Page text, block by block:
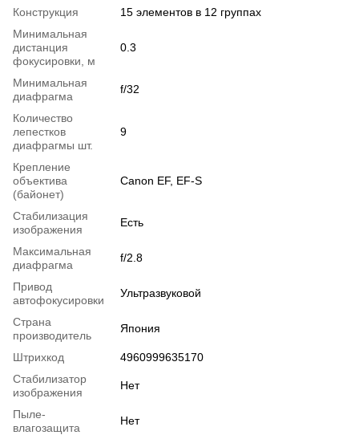
Конструкция
15 элементов в 12 группах
Минимальная
дистанция
фокусировки, м
0.3
Минимальная
диафрагма
f/32
Количество
лепестков
диафрагмы шт.
9
Крепление
объектива
(байонет)
Canon EF, EF-S
Стабилизация
изображения
Есть
Максимальная
диафрагма
f/2.8
Привод
автофокусировки
Ультразвуковой
Страна
производитель
Япония
Штрихкод
4960999635170
Стабилизатор
изображения
Нет
Пыле-
влагозащита
Нет